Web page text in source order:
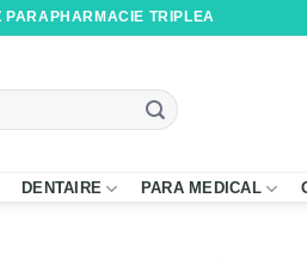
PARAPHARMACIE TRIPLEA
DENTAIRE PARA MEDICAL